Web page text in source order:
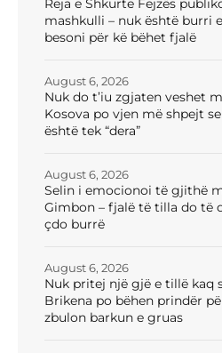
Reja e Shkurte Fejzës
mashkulli – nuk është burri
besoni për kë bëhet fjalë
Nuk do t’iu zgjaten veshet
Kosova po vjen më shpejt
është tek “dera”
August 6, 2026
Selin i emocionoi të gjithë
Gimbon – fjalë të tilla do të
çdo burrë
August 6, 2026
Nuk pritej një gjë e tillë kaq
Brikena po bëhen prindër
zbulon barkun e gruas
August 6, 2026